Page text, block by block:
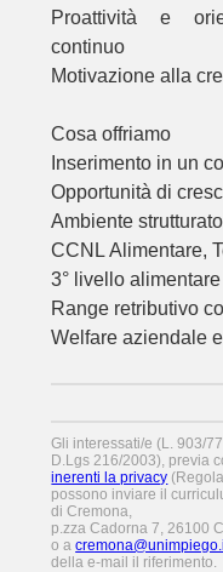
Proattività e
continuo
Motivazione alla
Cosa offriamo
Inserimento in un
Opportunità di
Ambiente
CCNL Alimentare,
3° livello alimentare
Range retributivo
Welfare aziendale
Gli interessati/e (L. 903/
D.Lgs 216/2003), previa
inerenti la privacy
possono inviare il
di Cremona,
p.zza Cadorna 7, 26100
o a
della e-mail il riferimento.